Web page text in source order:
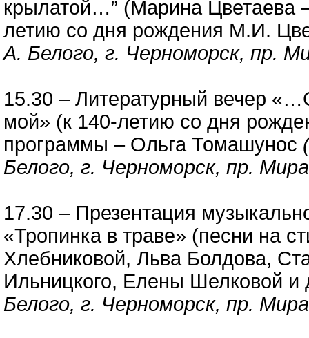
крылатой…” (Марина Цветаева
летию со дня рождения М.И.
А. Белого, г. Черноморск, пр.
15.30 – Литературный вечер
мой» (к 140-летию со дня
программы – Ольга Томашунос
Белого, г. Черноморск, пр.
17.30 – Презентация
«Тропинка в траве» (песни на
Хлебниковой, Льва Болдова,
Ильницкого, Елены Шелковой и
Белого, г. Черноморск, пр.